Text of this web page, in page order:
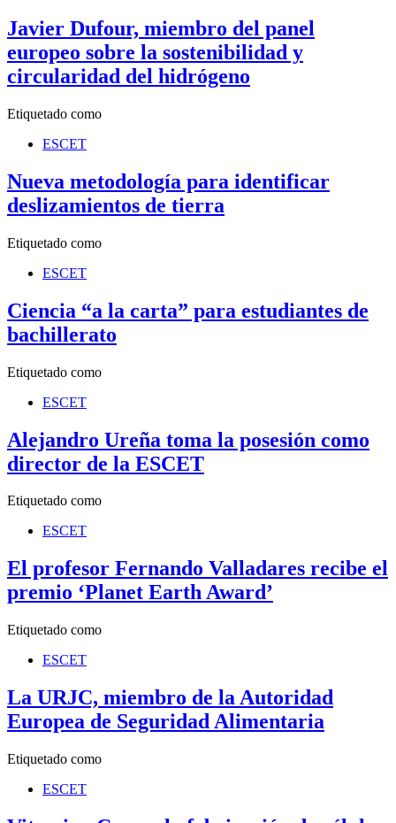
Javier Dufour, miembro del panel
europeo sobre la sostenibilidad y
circularidad del hidrógeno
Etiquetado como
ESCET
Nueva metodología para identificar
deslizamientos de tierra
Etiquetado como
ESCET
Ciencia “a la carta” para estudiantes de
bachillerato
Etiquetado como
ESCET
Alejandro Ureña toma la posesión como
director de la ESCET
Etiquetado como
ESCET
El profesor Fernando Valladares recibe el
premio ‘Planet Earth Award’
Etiquetado como
ESCET
La URJC, miembro de la Autoridad
Europea de Seguridad Alimentaria
Etiquetado como
ESCET